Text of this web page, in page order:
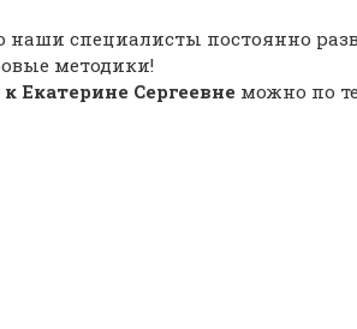
специалисты постоянно
методики!
Екатерине Сергеевне можно по